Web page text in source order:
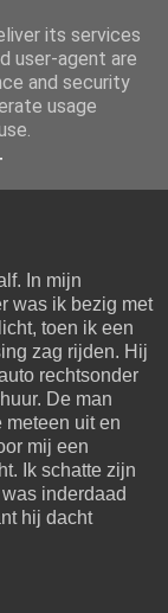
gediend
In mijn
was ik bezig met
toen ik een
zag rijden. Hij
rechtsonder
De man
meteen uit en
mij een
Ik schatte zijn
inderdaad
hij dacht
its services
user-agent are
and security
usage